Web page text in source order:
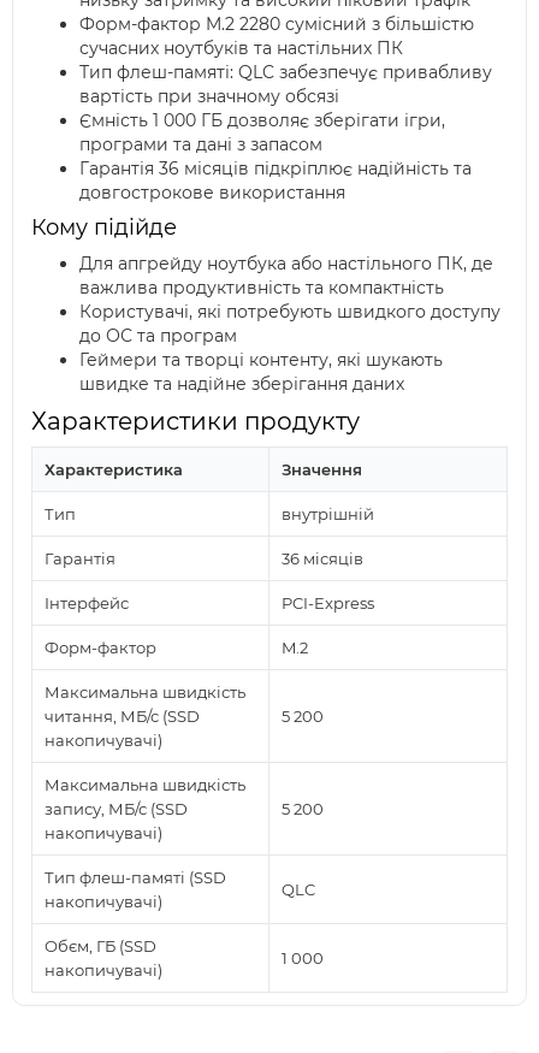
Форм-фактор M.2 2280 сумісний з більшістю
сучасних ноутбуків та настільних ПК
Тип флеш-памяті: QLC забезпечує привабливу
вартість при значному обсязі
Ємність 1 000 ГБ дозволяє зберігати ігри,
програми та дані з запасом
Гарантія 36 місяців підкріплює надійність та
довгострокове використання
Кому підійде
Для апгрейду ноутбука або настільного ПК, де
важлива продуктивність та компактність
Користувачі, які потребують швидкого доступу
до ОС та програм
Геймери та творці контенту, які шукають
швидке та надійне зберігання даних
Характеристики продукту
Характеристика Значення
Тип внутрішній
Гарантія 36 місяців
Інтерфейс PCI-Express
Форм-фактор M.2
Максимальна швидкість
читання, МБ/с (SSD
накопичувачі)
5 200
Максимальна швидкість
запису, МБ/с (SSD
накопичувачі)
5 200
Тип флеш-памяті (SSD
накопичувачі)
QLC
Обєм, ГБ (SSD
накопичувачі)
1 000